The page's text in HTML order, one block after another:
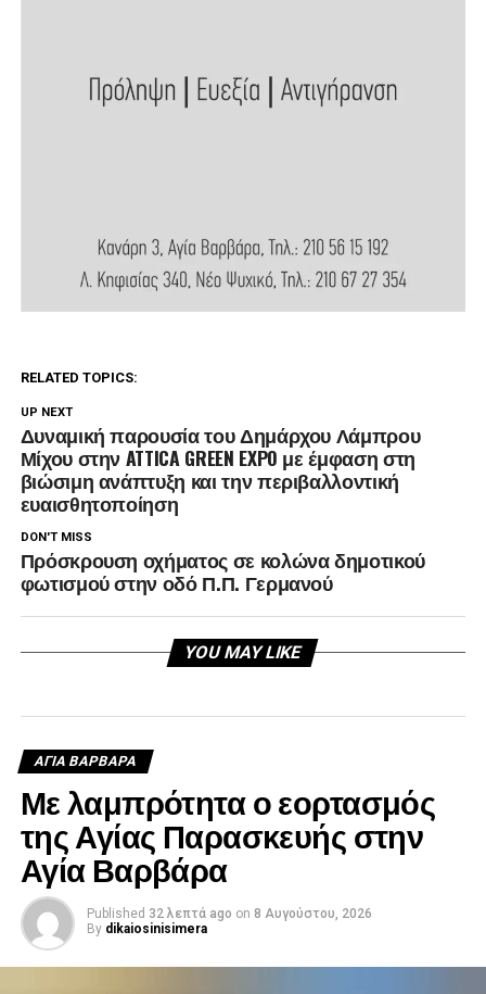
RELATED TOPICS:
UP NEXT
Δυναμική παρουσία του Δημάρχου Λάμπρου
Μίχου στην ATTICA GREEN EXPO με έμφαση στη
βιώσιμη ανάπτυξη και την περιβαλλοντική
ευαισθητοποίηση
DON'T MISS
Πρόσκρουση οχήματος σε κολώνα δημοτικού
φωτισμού στην οδό Π.Π. Γερμανού
YOU MAY LIKE
ΑΓΙΑ ΒΑΡΒΑΡΑ
Με λαμπρότητα ο εορτασμός
της Αγίας Παρασκευής στην
Αγία Βαρβάρα
Published 32 λεπτά ago on 8 Αυγούστου, 2026
By dikaiosinisimera